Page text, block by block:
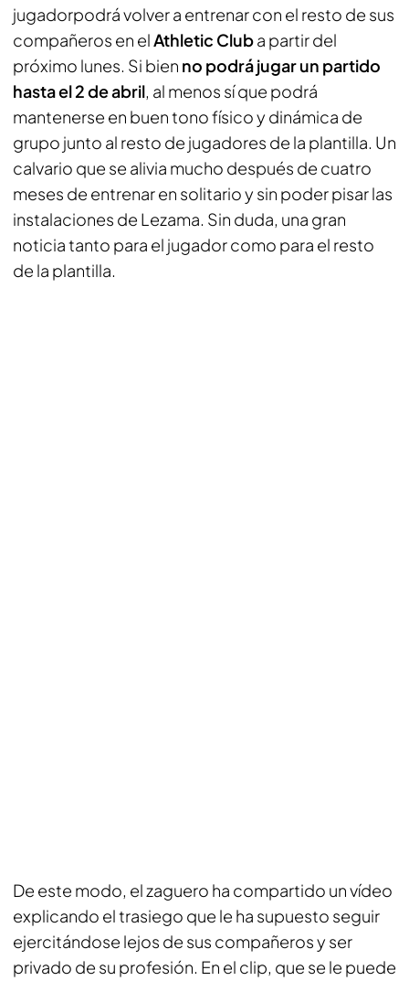
jugadorpodrá volver a entrenar con el resto de sus
compañeros en elAthletic Cluba partir del
próximo lunes. Si bien no podrá jugar un partido
hasta el 2 de abril, al menos sí que podrá
mantenerse en buen tono físico y dinámica de
grupo junto al resto de jugadores de la plantilla. Un
calvario que se alivia mucho después de cuatro
meses de entrenar en solitario y sin poder pisar las
instalaciones de Lezama. Sin duda, una gran
noticia tanto para el jugador como para el resto
de la plantilla.
De este modo, el zaguero ha compartido un vídeo
explicando el trasiego que le ha supuesto seguir
ejercitándose lejos de sus compañeros y ser
privado de su profesión. En el clip, que se le puede